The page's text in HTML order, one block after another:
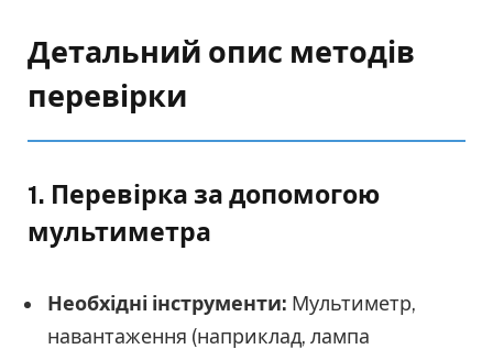
Детальний опис методів
перевірки
1. Перевірка за допомогою
мультиметра
Необхідні інструменти: Мультиметр,
навантаження (наприклад, лампа